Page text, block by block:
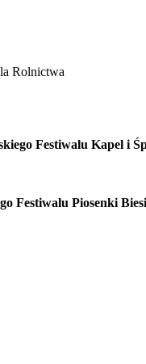
Rolnictwa
Festiwalu Kapel i
Festiwalu Piosenki